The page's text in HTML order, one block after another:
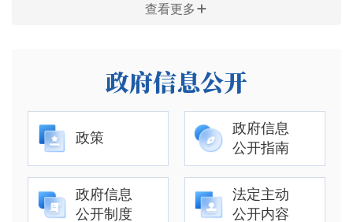
查看更多
政府信息公开
政策
政府信息
公开指南
政府信息
公开制度
法定主动
公开内容